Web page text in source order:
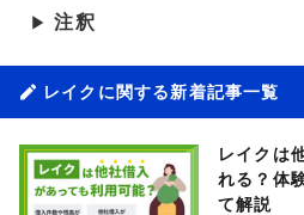
▶ 注釈
レイクに関する新着記事一覧
レイクは
れる？体
て解説